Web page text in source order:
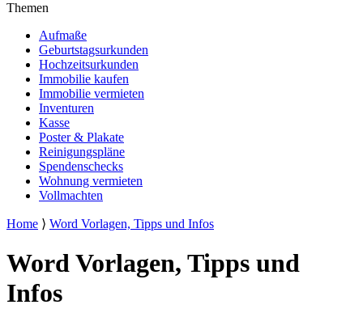
Themen
Aufmaße
Geburtstagsurkunden
Hochzeitsurkunden
Immobilie kaufen
Immobilie vermieten
Inventuren
Kasse
Poster & Plakate
Reinigungspläne
Spendenschecks
Wohnung vermieten
Vollmachten
Home ⟩ Word Vorlagen, Tipps und Infos
Word Vorlagen, Tipps und
Infos